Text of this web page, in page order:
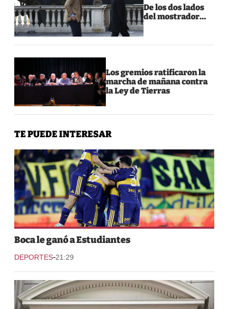
De los dos lados
del mostrador…
Los gremios ratificaron la
marcha de mañana contra
la Ley de Tierras
TE PUEDE INTERESAR
Boca le ganó a Estudiantes
DEPORTES-21:29